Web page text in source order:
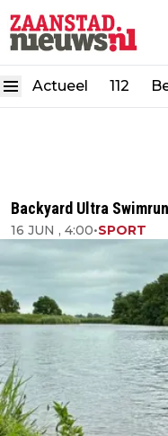
Actueel 112
Backyard Ultra
16 JUN , 4:00•SPORT